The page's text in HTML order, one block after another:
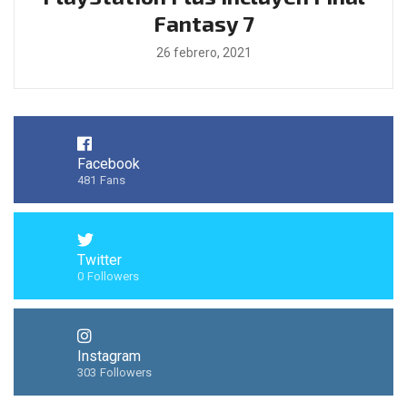
Fantasy 7
26 febrero, 2021
Facebook
481 Fans
Twitter
0 Followers
Instagram
303 Followers